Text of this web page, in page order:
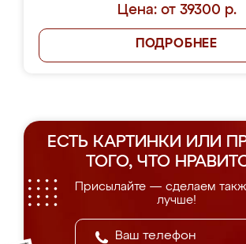
Цена: от 39300 р.
ПОДРОБНЕЕ
ЕСТЬ КАРТИНКИ ИЛИ
ТОГО, ЧТО
Присылайте — сделаем
лучше!